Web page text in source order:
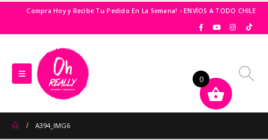
Compra Hoy y Recibe Tu Pedido En La Semana! - ENVÍOS A TODO CHILE
A394_IMG6
0